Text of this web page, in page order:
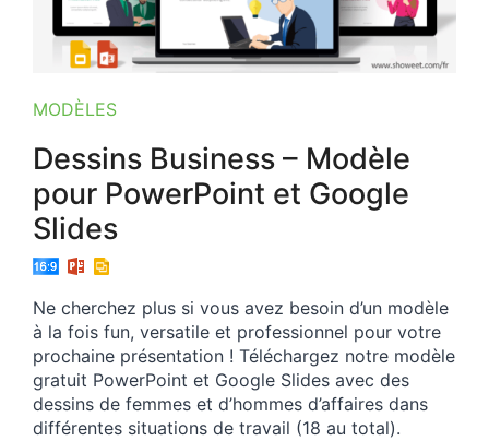
MODÈLES
Dessins Business – Modèle
pour PowerPoint et Google
Slides
Ne cherchez plus si vous avez besoin d’un modèle
à la fois fun, versatile et professionnel pour votre
prochaine présentation ! Téléchargez notre modèle
gratuit PowerPoint et Google Slides avec des
dessins de femmes et d’hommes d’affaires dans
différentes situations de travail (18 au total).